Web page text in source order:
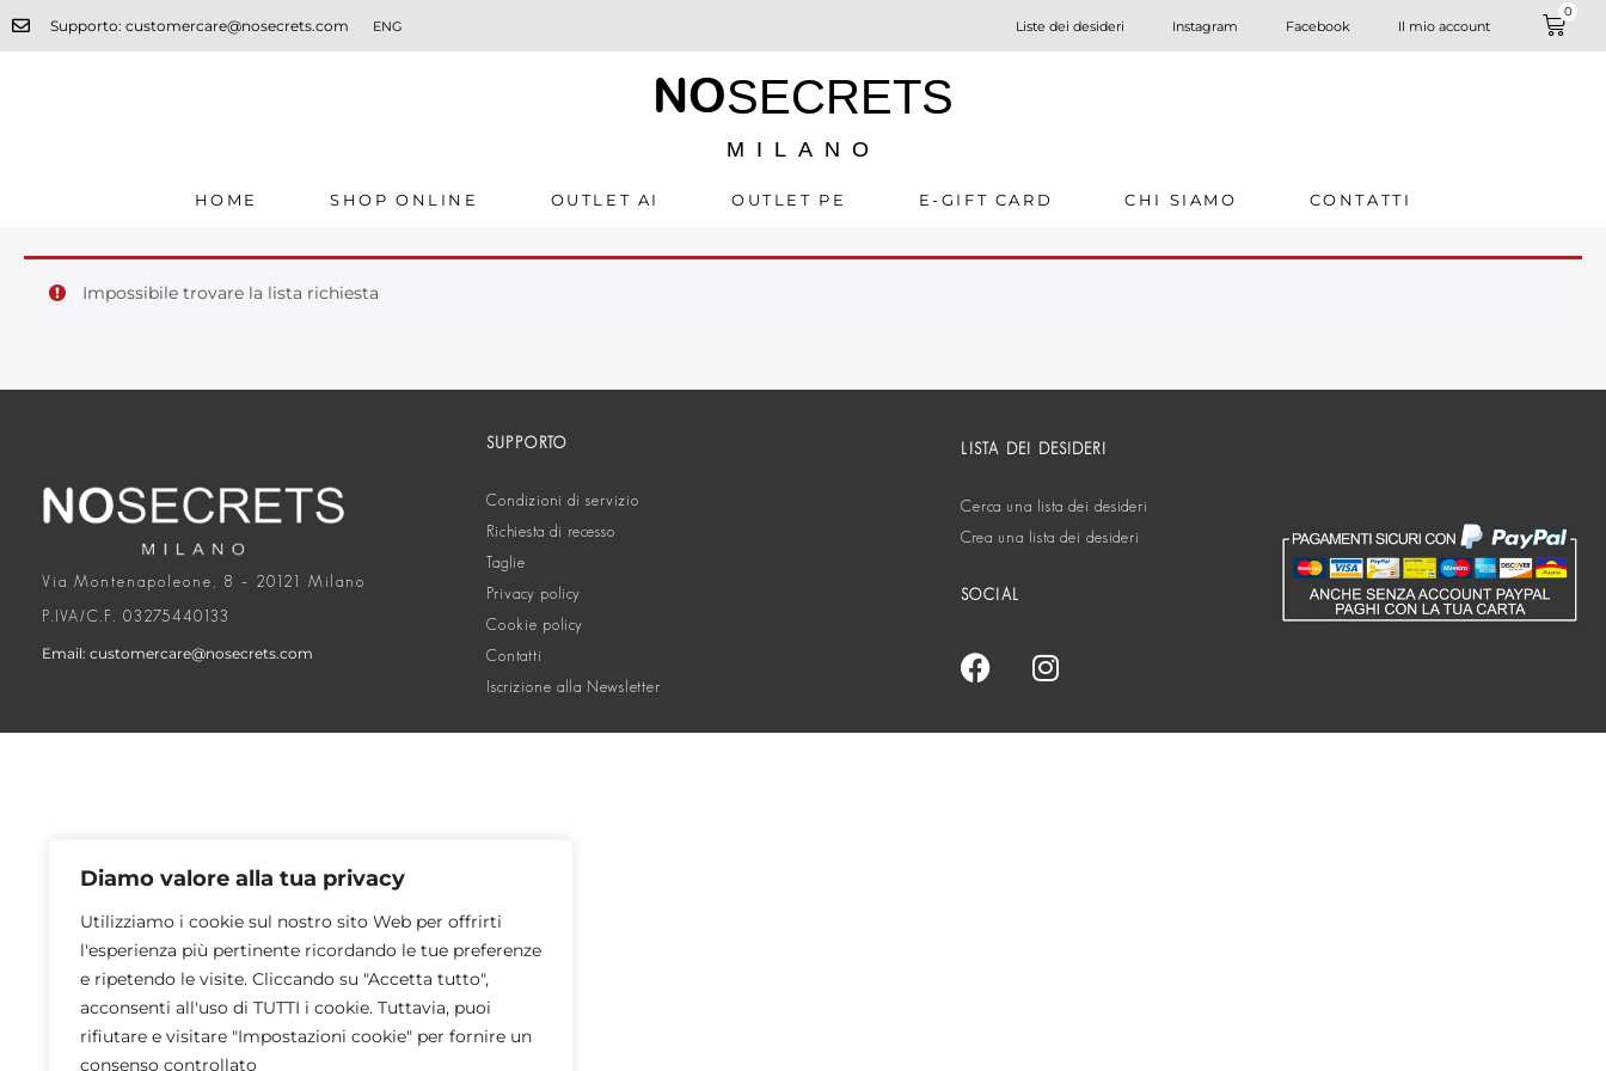
Diamo valore alla tua privacy
Utilizziamo i cookie sul nostro sito Web per offrirti
l'esperienza più pertinente ricordando le tue preferenze
e ripetendo le visite. Cliccando su "Accetta tutto",
acconsenti all'uso di TUTTI i cookie. Tuttavia, puoi
rifiutare e visitare "Impostazioni cookie" per fornire un
consenso controllato
Supporto: customercare@nosecrets.com ENG Liste dei desideri Instagram Facebook Il mio account
0
NOSECRETS
MILANO
HOME SHOP ONLINE OUTLET AI OUTLET PE E-GIFT CARD CHI SIAMO CONTATTI
Impossibile trovare la lista richiesta
Via Montenapoleone, 8 – 20121 Milano
P.IVA/C.F. 03275440133
Email: customercare@nosecrets.com
SUPPORTO
Condizioni di servizio
Richiesta di recesso
Taglie
Privacy policy
Cookie policy
Contatti
Iscrizione alla Newsletter
LISTA DEI DESIDERI
Cerca una lista dei desideri
Crea una lista dei desideri
SOCIAL